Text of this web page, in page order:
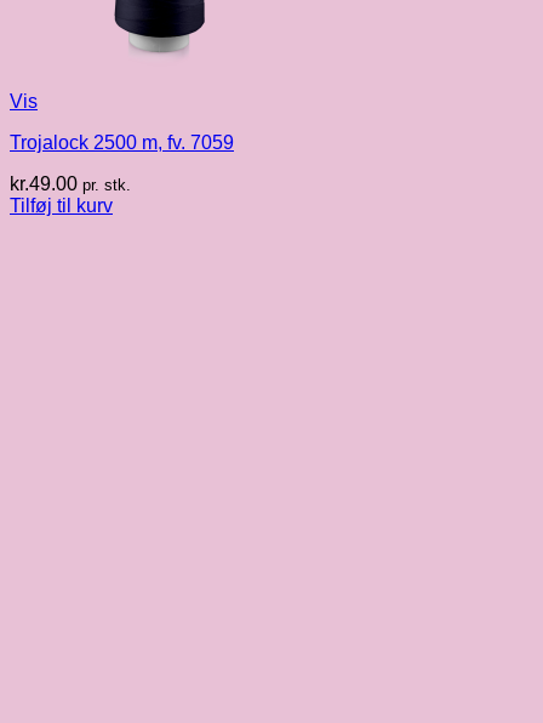
Vis
Trojalock 2500 m, fv. 7059
kr.49.00 pr. stk.
Tilføj til kurv